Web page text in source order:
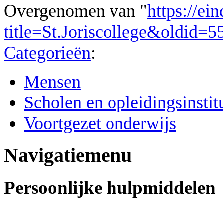
Overgenomen van "https://
Categorieën:
Mensen
Scholen en
Voortgezet onderwijs
Navigatiemenu
Persoonlijke hulpmiddelen